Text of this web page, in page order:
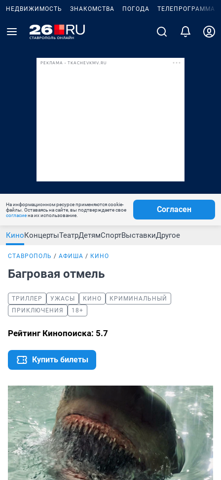
НЕДВИЖИМОСТЬ ЗНАКОМСТВА ПОГОДА ТЕЛЕПРОГРАММА
РЕКЛАМА • TKACHEVKMV.RU
На информационном ресурсе применяются cookie-
файлы. Оставаясь на сайте, вы подтверждаете свое
согласиена их использование.
Согласен
КиноКонцертыТеатрДетямСпортВыставкиДругое
СТАВРОПОЛЬ АФИША КИНО
Багровая отмель
ТРИЛЛЕР УЖАСЫ КИНО
КРИМИНАЛЬНЫЙ
ПРИКЛЮЧЕНИЯ
18+
Рейтинг Кинопоиска: 5.7
Купить билеты